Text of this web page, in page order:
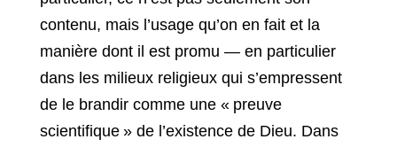
contenu, mais l’usage qu’on en fait et la
manière dont il est promu — en particulier
dans les milieux religieux qui s’empressent
de le brandir comme une « preuve
scientifique » de l’existence de Dieu. Dans